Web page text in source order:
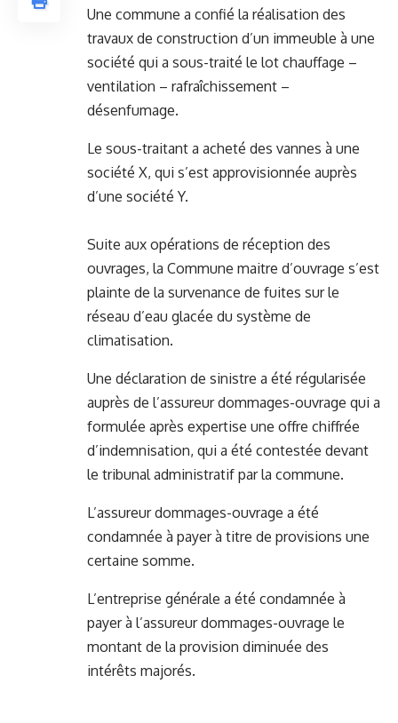
Une commune a confié la réalisation des
travaux de construction d’un immeuble à une
société qui a sous-traité le lot chauffage –
ventilation – rafraîchissement –
désenfumage.
Le sous-traitant a acheté des vannes à une
société X, qui s’est approvisionnée auprès
d’une société Y.
Suite aux opérations de réception des
ouvrages, la Commune maitre d’ouvrage s’est
plainte de la survenance de fuites sur le
réseau d’eau glacée du système de
climatisation.
Une déclaration de sinistre a été régularisée
auprès de l’assureur dommages-ouvrage qui a
formulée après expertise une offre chiffrée
d’indemnisation, qui a été contestée devant
le tribunal administratif par la commune.
L’assureur dommages-ouvrage a été
condamnée à payer à titre de provisions une
certaine somme.
L’entreprise générale a été condamnée à
payer à l’assureur dommages-ouvrage le
montant de la provision diminuée des
intérêts majorés.